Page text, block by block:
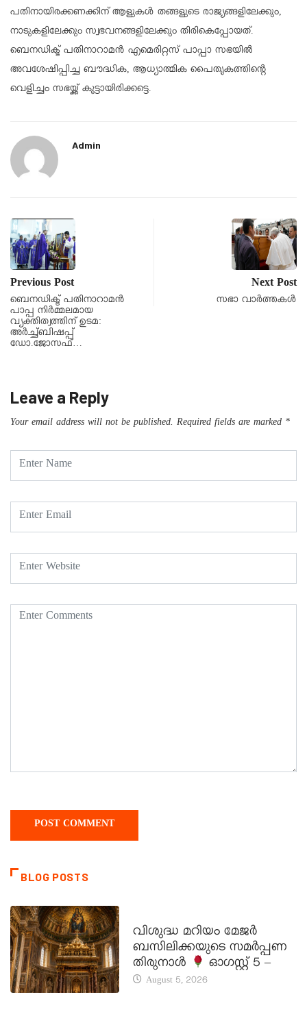
പതിനായിരക്കണക്കിന് ആളുകൾ തങ്ങളുടെ രാജ്യങ്ങളിലേക്കും,
നാടുകളിലേക്കും സ്വഭവനങ്ങളിലേക്കും തിരികെപ്പോയത്.
ബെനഡിക്ട് പതിനാറാമൻ എമെരിറ്റസ് പാപ്പാ സഭയിൽ
അവശേഷിപ്പിച്ച ബൗദ്ധിക, ആധ്യാത്മിക പൈതൃകത്തിന്റെ
വെളിച്ചം സഭയ്ക്ക് കൂട്ടായിരിക്കട്ടെ.
Admin
Previous Post
ബെനഡിക്ട് പതിനാറാമൻ
പാപ്പ നിർമ്മലമായ
വ്യക്തിത്വത്തിന് ഉടമ:
അർച്ച്ബിഷപ്പ്
ഡോ.ജോസഫ്…
Next Post
സഭാ വാർത്തകൾ
Leave a Reply
Your email address will not be published. Required fields are marked *
BLOG POSTS
വിശുദ്ധ മറിയം മേജർ
ബസിലിക്കയുടെ സമർപ്പണ
തിരുനാൾ
ഓഗസ്റ്റ് 5 –
August 5, 2026